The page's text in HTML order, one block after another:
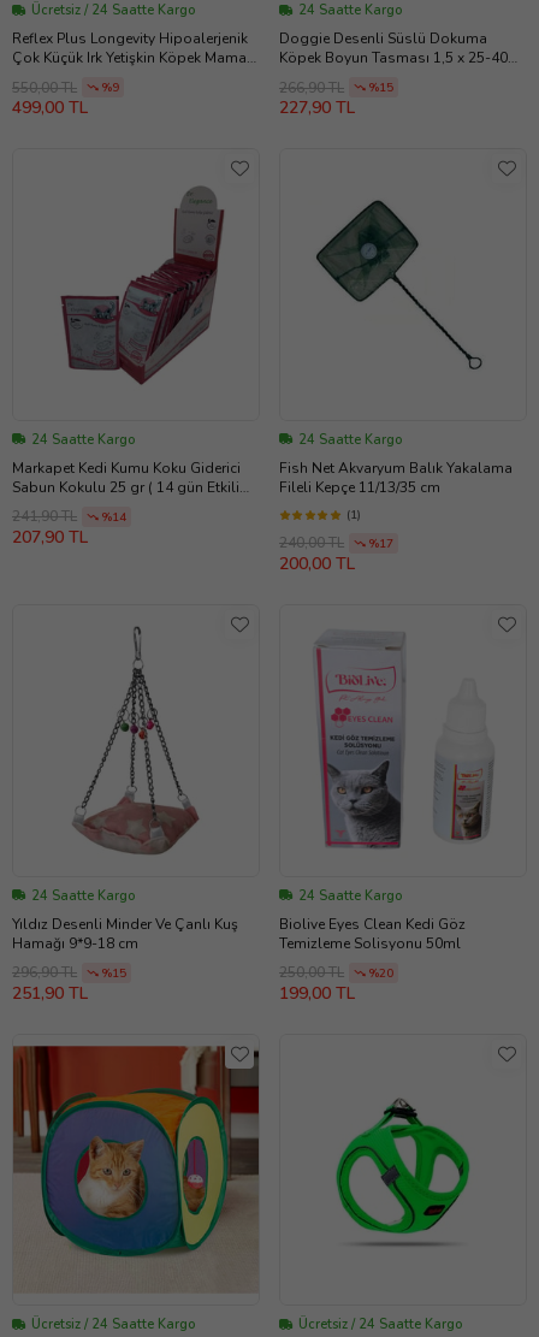
Ücretsiz / 24 Saatte Kargo
Reflex Plus Longevity Hipoalerjenik
Çok Küçük Irk Yetişkin Köpek Maması
700gr
550,00 TL %9
499,00 TL
24 Saatte Kargo
Doggie Desenli Süslü Dokuma
Köpek Boyun Tasması 1,5 x 25-40
cm Siyah
266,90 TL %15
227,90 TL
24 Saatte Kargo
Markapet Kedi Kumu Koku Giderici
Sabun Kokulu 25 gr ( 14 gün Etkili
Bor )
241,90 TL %14
207,90 TL
24 Saatte Kargo
Fish Net Akvaryum Balık Yakalama
Fileli Kepçe 11/13/35 cm
(1)
240,00 TL %17
200,00 TL
24 Saatte Kargo
Yıldız Desenli Minder Ve Çanlı Kuş
Hamağı 9*9-18 cm
296,90 TL
%15
251,90 TL
24 Saatte Kargo
Biolive Eyes Clean Kedi Göz
Temizleme Solisyonu 50ml
250,00 TL
%20
199,00 TL
Ücretsiz / 24 Saatte Kargo Ücretsiz / 24 Saatte Kargo